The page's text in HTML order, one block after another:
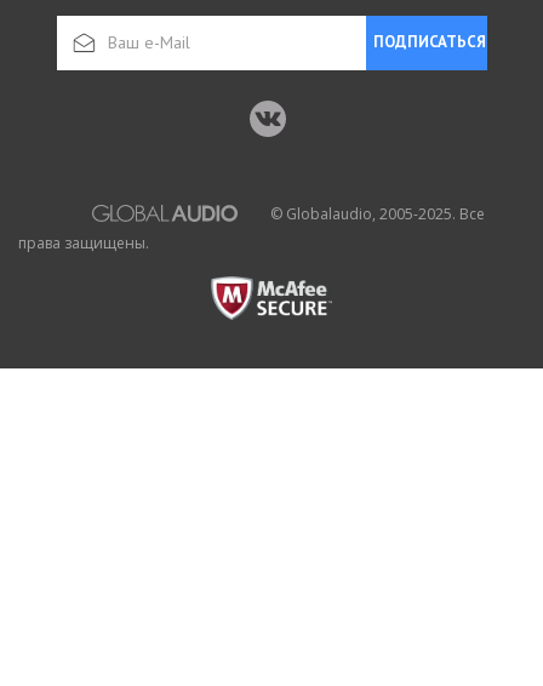
ПОДПИСАТЬСЯ
© Globalaudio, 2005-2025. Все
права защищены.